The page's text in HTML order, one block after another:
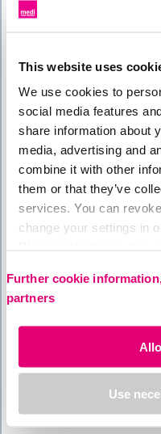
This website uses
We use cookies to
social media features
share information about
media, advertising and
combine it with other
them or that they’ve
services. You can
change your settings in
Further cookie
partners
Use
lassen, wenn
Tragen Sie passende
Absprache mit
richtige Versorgung
Gehen Sie
Achten Sie bei der
Nagelbett noch Haut
Vermeiden Sie
aufgrund einer
Schützen Sie Ihre
nicht barfuß.
Vermeiden Sie